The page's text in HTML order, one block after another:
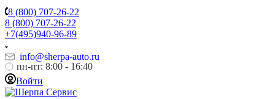
8 (800) 707-26-22
8 (800) 707-26-22
+7(495)940-96-89
info@sherpa-auto.ru
пн-пт: 8:00 - 16:40
Войти